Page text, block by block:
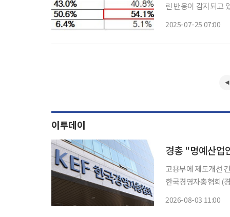
린 반응이 감지되고
2025-07-25 07:00
이투데이
경총 "명예산업
고용부에 제도개선
한국경영자총협회(
2026-08-03 11:00